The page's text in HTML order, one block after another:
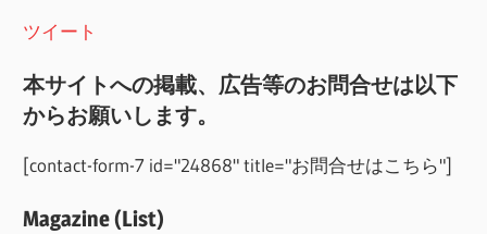
ツイート
本サイトへの掲載、広告等のお問合せは以下
からお願いします。
[contact-form-7 id="24868" title="お問合せはこちら"]
Magazine (List)